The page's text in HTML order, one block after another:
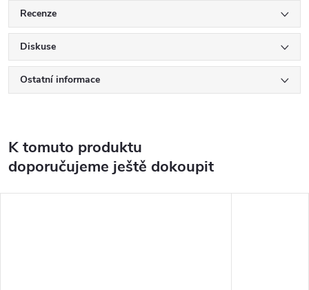
Recenze
Diskuse
Ostatní informace
K tomuto produktu
doporučujeme ještě dokoupit